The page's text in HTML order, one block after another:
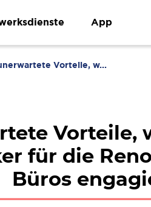
App
Vorteile, w...
Vorteile,
für die
Büros